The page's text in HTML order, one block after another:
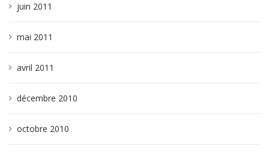
juin 2011
mai 2011
avril 2011
décembre 2010
octobre 2010